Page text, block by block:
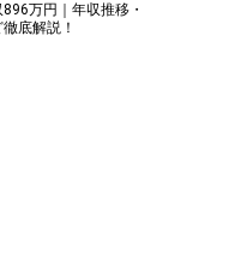
万円｜年収推移・
底解説！